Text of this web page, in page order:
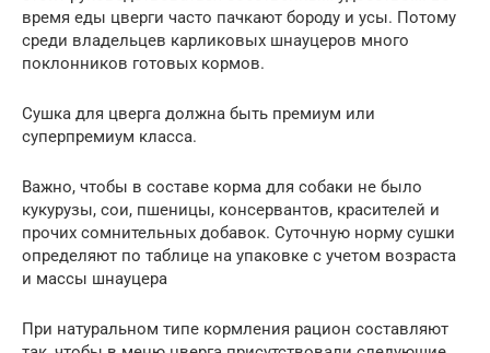
время еды цверги часто пачкают бороду и усы. Потому
среди владельцев карликовых шнауцеров много
поклонников готовых кормов.
Сушка для цверга должна быть премиум или
суперпремиум класса.
Важно, чтобы в составе корма для собаки не было
кукурузы, сои, пшеницы, консервантов, красителей и
прочих сомнительных добавок. Суточную норму сушки
определяют по таблице на упаковке с учетом возраста
и массы шнауцера
При натуральном типе кормления рацион составляют